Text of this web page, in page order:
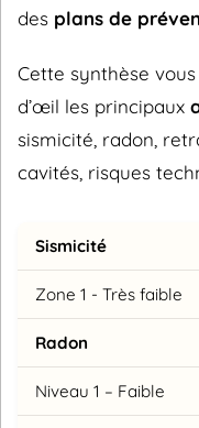
des plans de
Cette synthèse
d’œil les principaux
sismicité, radon,
cavités, risques
Sismicité
Zone 1 - Très faible
Radon
Niveau 1 – Faible